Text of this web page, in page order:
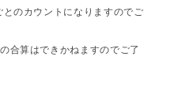
のカウントになりますのでご
合算はできかねますのでご了